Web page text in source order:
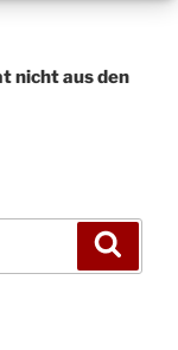
nicht aus den